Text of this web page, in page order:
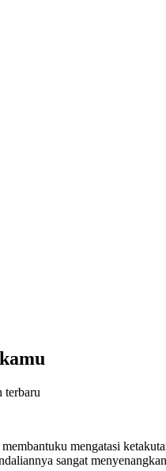
terbaru
mengatasi
sangat